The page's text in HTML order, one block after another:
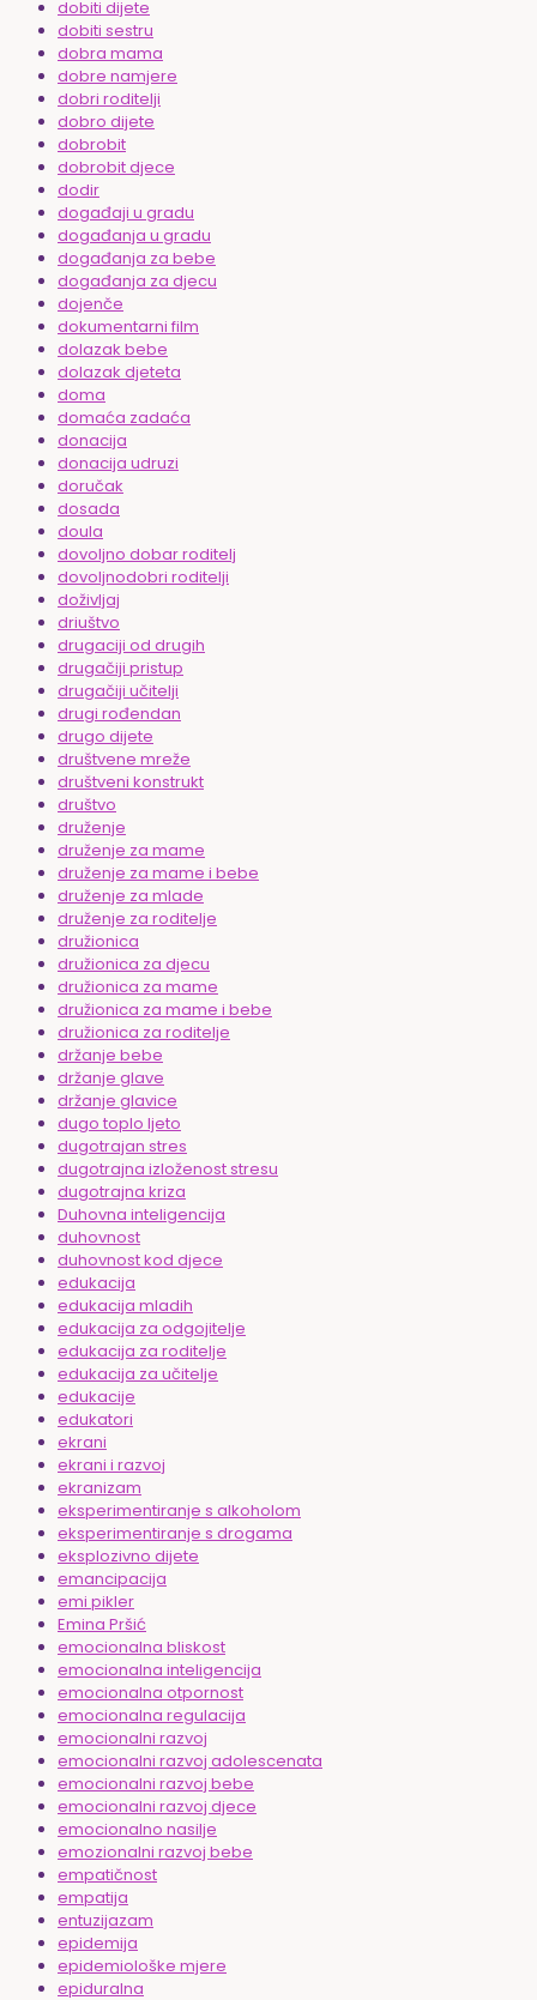
dobiti dijete
dobiti sestru
dobra mama
dobre namjere
dobri roditelji
dobro dijete
dobrobit
dobrobit djece
dodir
događaji u gradu
događanja u gradu
događanja za bebe
događanja za djecu
dojenče
dokumentarni film
dolazak bebe
dolazak djeteta
doma
domaća zadaća
donacija
donacija udruzi
doručak
dosada
doula
dovoljno dobar roditelj
dovoljnodobri roditelji
doživljaj
driuštvo
drugaciji od drugih
drugačiji pristup
drugačiji učitelji
drugi rođendan
drugo dijete
društvene mreže
društveni konstrukt
društvo
druženje
druženje za mame
druženje za mame i bebe
druženje za mlade
druženje za roditelje
družionica
družionica za djecu
družionica za mame
družionica za mame i bebe
družionica za roditelje
držanje bebe
držanje glave
držanje glavice
dugo toplo ljeto
dugotrajan stres
dugotrajna izloženost stresu
dugotrajna kriza
Duhovna inteligencija
duhovnost
duhovnost kod djece
edukacija
edukacija mladih
edukacija za odgojitelje
edukacija za roditelje
edukacija za učitelje
edukacije
edukatori
ekrani
ekrani i razvoj
ekranizam
eksperimentiranje s alkoholom
eksperimentiranje s drogama
eksplozivno dijete
emancipacija
emi pikler
Emina Pršić
emocionalna bliskost
emocionalna inteligencija
emocionalna otpornost
emocionalna regulacija
emocionalni razvoj
emocionalni razvoj adolescenata
emocionalni razvoj bebe
emocionalni razvoj djece
emocionalno nasilje
emozionalni razvoj bebe
empatičnost
empatija
entuzijazam
epidemija
epidemiološke mjere
epiduralna